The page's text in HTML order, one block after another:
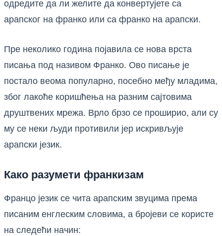
одредите да ли желите да конвертујете са
арапског на франко или са франко на арапски.
Пре неколико година појавила се нова врста
писања под називом Франко. Ово писање је
постало веома популарно, посебно међу младима,
због лакоће коришћења на разним сајтовима
друштвених мрежа. Врло брзо се проширио, али су
му се неки људи противили јер искривљује
арапски језик.
Како разумети франкизам
Францо језик се чита арапским звуцима према
писаним енглеским словима, а бројеви се користе
на следећи начин: